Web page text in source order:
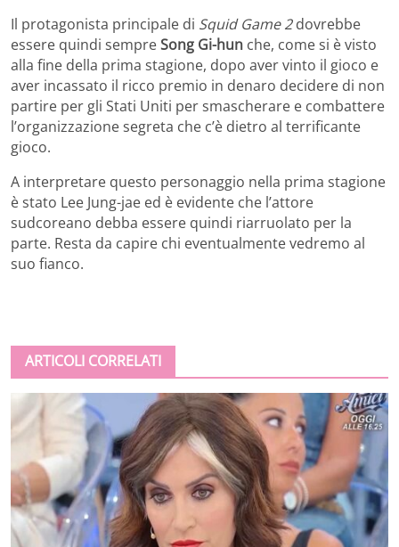
Il protagonista principale di Squid Game 2dovrebbe
essere quindi sempreSong Gi-hun che, come si è visto
alla fine della prima stagione, dopo aver vinto il gioco e
aver incassato il ricco premio in denaro decidere di non
partire per gli Stati Uniti per smascherare e combattere
l’organizzazione segreta che c’è dietro al terrificante
gioco.
A interpretare questo personaggio nella prima stagione
è stato Lee Jung-jae ed è evidente che l’attore
sudcoreano debba essere quindi riarruolato per la
parte. Resta da capire chi eventualmente vedremo al
suo fianco.
ARTICOLI CORRELATI